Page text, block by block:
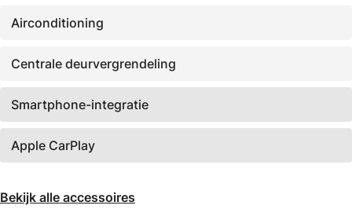
Airconditioning
Centrale deurvergrendeling
Smartphone-integratie
Apple CarPlay
Bekijk alle accessoires